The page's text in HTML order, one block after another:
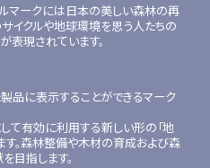
マークには日本の美しい森林の再
イクルや地球環境を思う人たちの
表現されています。
品に表示することができるマーク
て有効に利用する新しい形の「地
す。森林整備や木材の育成および森
目指します。